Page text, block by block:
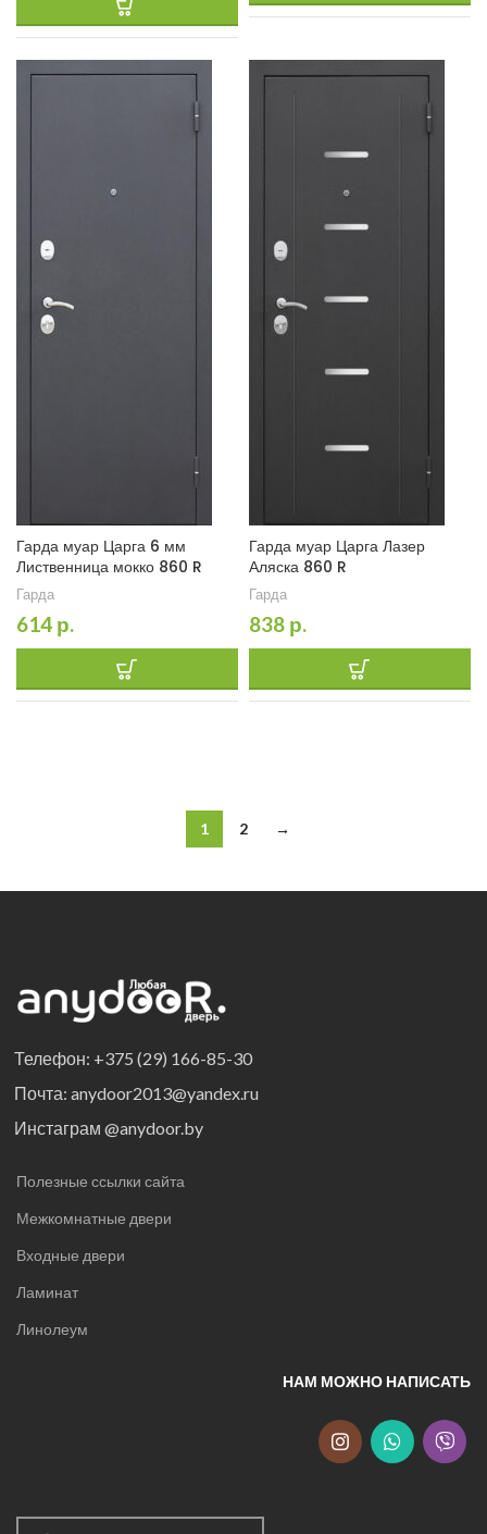
Гарда муар Царга 6 мм
Лиственница мокко 860 R
Гарда
614 р.
Гарда муар Царга Лазер
Аляска 860 R
Гарда
838 р.
1 2 →
Телефон: +375 (29) 166-85-30
Почта: anydoor2013@yandex.ru
Инстаграм @anydoor.by
Полезные ссылки сайта
Межкомнатные двери
Входные двери
Ламинат
Линолеум
НАМ МОЖНО НАПИСАТЬ